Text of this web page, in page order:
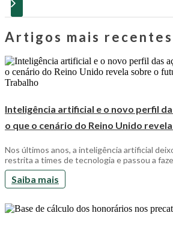
Artigos mais recentes
Inteligência artificial e o novo perfil
o que o cenário do Reino Unido
Nos últimos anos, a inteligência artificial
restrita a times de tecnologia e passou a
Saiba mais